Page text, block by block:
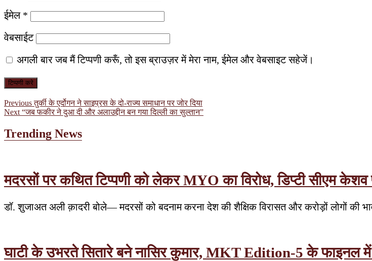
ईमेल *
वेबसाईट
अगली बार जब मैं टिप्पणी करूँ, तो इस ब्राउज़र में मेरा नाम, ईमेल और वेबसाइट सहेजें।
पोस्ट
नेविगेशन
PreviousPrevious
post:
तुर्की के एर्दोगन ने साइप्रस के दो-राज्य समाधान पर जोर दिया
Next Next
“जब फकीर ने दुआ दी और अलाउद्दीन बन गया दिल्ली का सुल्तान”
Trending News
मदरसों पर कथित टिप्पणी को लेकर MYO का विरोध, डिप्टी सीएम केशव
डॉ. शुजाअत अली क़ादरी बोले— मदरसों को बदनाम करना देश की शैक्षिक विरासत और करोड़ों लोगों की
घाटी के उभरते सितारे बने नासिर कुमार, MKT Edition-5 के फाइनल में